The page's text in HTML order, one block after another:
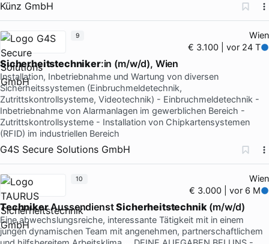
Künz GmbH
Wien
€ 3.100 | vor 24 T
Sicherheitstechniker:in (m/w/d), Wien
Installation, Inbetriebnahme und Wartung von diversen
Sicherheitssystemen (Einbruchmeldetechnik,
Zutrittskontrollsysteme, Videotechnik) - Einbruchmeldetechnik -
Inbetriebnahme von Alarmanlagen im gewerblichen Bereich -
Zutrittskontrollsysteme - Installation von Chipkartensystemen
(RFID) im industriellen Bereich
G4S Secure Solutions GmbH
9
Wien
€ 3.000 | vor 6 M
TechnikerAussendienstSicherheitstechnik (m/w/d)
Eine abwechslungsreiche, interessante Tätigkeit mit in einem
jungen dynamischen Team mit angenehmen, partnerschaftlichem
10